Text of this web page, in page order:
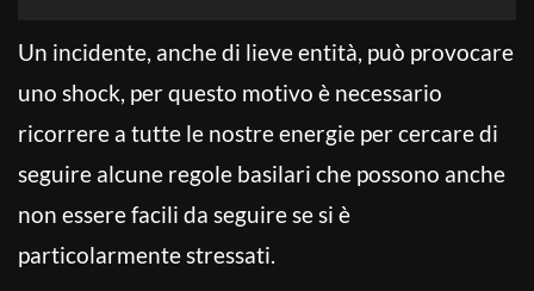
Un incidente, anche di lieve entità, può provocare
uno shock, per questo motivo è necessario
ricorrere a tutte le nostre energie per cercare di
seguire alcune regole basilari che possono anche
non essere facili da seguire se si è
particolarmente stressati.